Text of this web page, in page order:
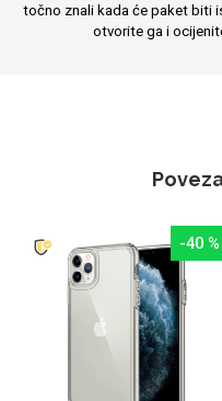
točno znali kada će paket biti
otvorite ga i
-40 %